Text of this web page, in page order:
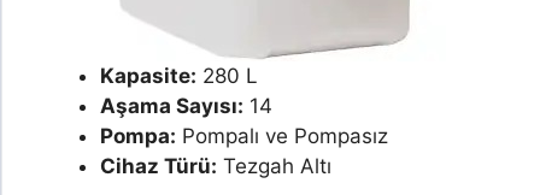
Kapasite: 280 L
Aşama Sayısı: 14
Pompa: Pompalı ve Pompasız
Cihaz Türü: Tezgah Altı